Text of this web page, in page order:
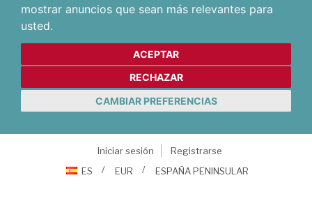
mostrar anuncios que sean más relevantes para
usted.
ACEPTAR
RECHAZAR
CAMBIAR PREFERENCIAS
Iniciar sesión
Registrarse
ES
EUR ESPAÑA PENINSULAR